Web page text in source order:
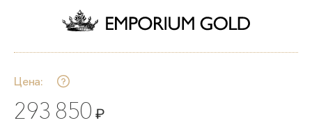
Цена:
293 850 ₽